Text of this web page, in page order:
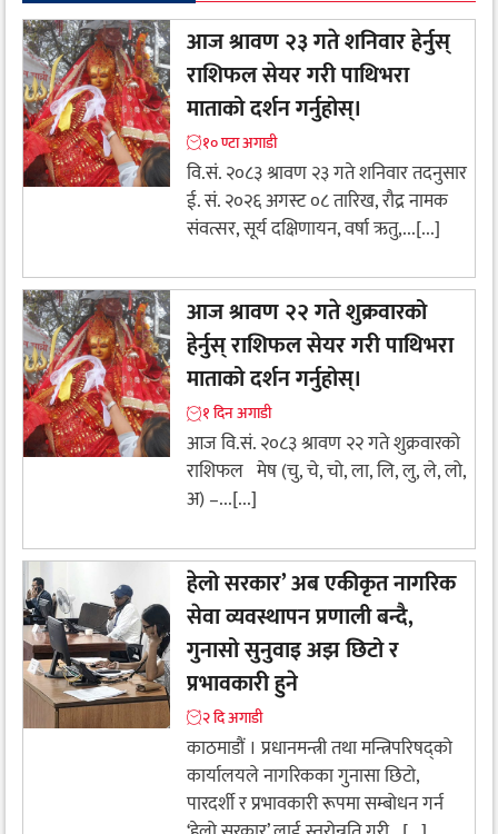
आज श्रावण २३ गते शनिवार हेर्नुस्
राशिफल सेयर गरी पाथिभरा
माताको दर्शन गर्नुहोस्।
१० ण्टा अगाडी
वि.सं. २०८३ श्रावण २३ गते शनिवार तदनुसार
ई. सं. २०२६ अगस्ट ०८ तारिख, रौद्र नामक
संवत्सर, सूर्य दक्षिणायन, वर्षा ऋतु,...[...]
आज श्रावण २२ गते शुक्रवारको
हेर्नुस् राशिफल सेयर गरी पाथिभरा
माताको दर्शन गर्नुहोस्।
१ दिन अगाडी
आज वि.सं. २०८३ श्रावण २२ गते शुक्रवारको
राशिफल मेष (चु, चे, चो, ला, लि, लु, ले, लो,
अ) –...[...]
हेलो सरकार’ अब एकीकृत नागरिक
सेवा व्यवस्थापन प्रणाली बन्दै,
गुनासो सुनुवाइ अझ छिटो र
प्रभावकारी हुने
२ दि अगाडी
काठमाडौं । प्रधानमन्त्री तथा मन्त्रिपरिषद्को
कार्यालयले नागरिकका गुनासा छिटो,
पारदर्शी र प्रभावकारी रूपमा सम्बोधन गर्न